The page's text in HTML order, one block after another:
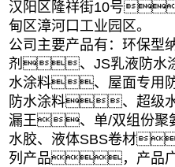
汉阳区隆祥街10号
甸区漳河口工业园区。
公司主要产品有：环保型
剂、JS乳液防水
水涂料、屋面专用
防水涂料、超级
漏王、单/双组份聚
水胶、液体SBS卷材
列产品，产品广